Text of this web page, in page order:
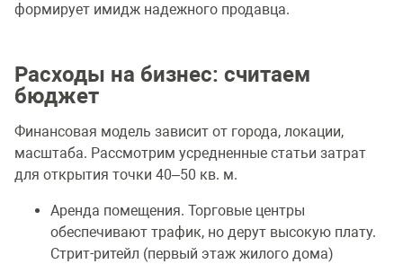
формирует имидж надежного продавца.
Расходы на бизнес: считаем
бюджет
Финансовая модель зависит от города, локации,
масштаба. Рассмотрим усредненные статьи затрат
для открытия точки 40–50 кв. м.
Аренда помещения. Торговые центры
обеспечивают трафик, но дерут высокую плату.
Стрит-ритейл (первый этаж жилого дома)